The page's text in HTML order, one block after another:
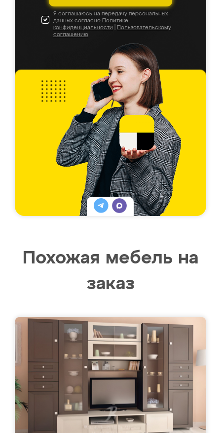
Я соглашаюсь на передачу персональных
данных согласно Политике
конфиденциальности
Пользовательскому
соглашению
Похожая мебель на
заказ